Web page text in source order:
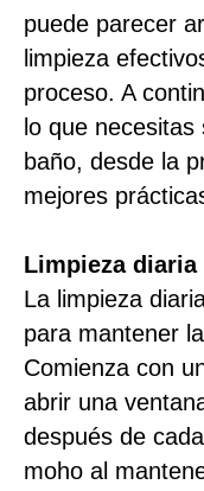
puede parecer
limpieza
proceso. A
lo que
baño, desde la
mejores
Limpieza diaria
La limpieza
para mantener
Comienza con
abrir una
después de
moho al